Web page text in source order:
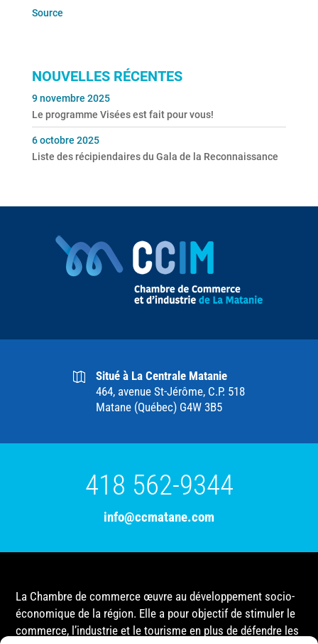
Source
NOUVELLES RÉCENTES
Le programme Visées est fait pour vous!
9 novembre 2025
Liste des récipiendaires du Gala de la Reconnaissance
6 octobre 2025
Situé à La Centrale Matanie
464, avenue St-Jérôme, C.P. 518
Matane (Québec) G4W 3B5
418 562-9344
info@ccmatane.com
La Chambre de commerce œuvre au développement socio-
économique de la région. Elle a pour objectif de stimuler le
commerce, l’industrie et le tourisme en plus de défendre les